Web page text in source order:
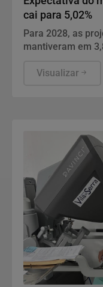
cai para 5,02%
Para 2028, as
mantiveram em
a taxa Selic.
Visualizar